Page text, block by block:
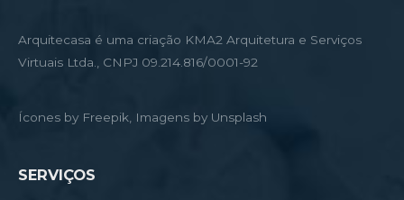
Arquitecasa é uma criação KMA2 Arquitetura e Serviços
Virtuais Ltda., CNPJ 09.214.816/0001-92
Ícones by Freepik, Imagens by Unsplash
SERVIÇOS